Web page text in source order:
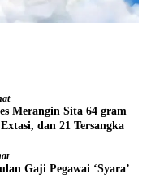
Merangin Sita 64 gram
dan 21 Tersangka
Gaji Pegawai ‘Syara’